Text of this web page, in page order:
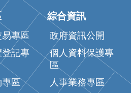
專區
記專
區
綜合資訊
政府資訊公開
個人資料保護專
區
人事業務專區